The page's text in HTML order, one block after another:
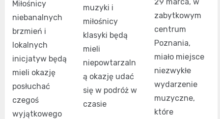
Miłośnicy
niebanalnych
brzmień i
lokalnych
inicjatyw będą
mieli okazję
posłuchać
czegoś
wyjątkowego
muzyki i
miłośnicy
klasyki będą
mieli
niepowtarzaln
ą okazję udać
się w podróż w
czasie
zabytkowym
centrum
Poznania,
miało miejsce
niezwykłe
wydarzenie
muzyczne,
które